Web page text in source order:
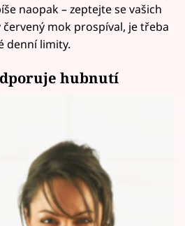
naopak – zeptejte se vašich
červený mok prospíval, je třeba
denní limity.
hubnutí